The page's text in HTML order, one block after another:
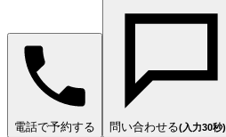
電話で予約する 問い合わせる(入力30秒)